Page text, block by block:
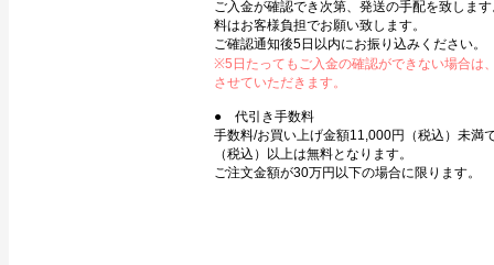
ご入金が確認でき次第、発送の手配を致しま
料はお客様負担でお願い致します。
ご確認通知後5日以内にお振り込みください。
※5日たってもご入金の確認ができない場合は
させていただきます。
● 代引き手数料
手数料/お買い上げ金額11,000円（税込）未満
（税込）以上は無料となります。
ご注文金額が30万円以下の場合に限ります。